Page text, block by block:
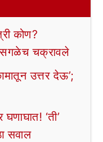
कोण?
सगळेच चक्रावले
उत्तर देऊ’;
‘ती’
सवाल